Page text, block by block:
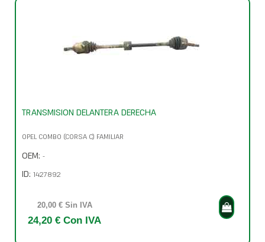
TRANSMISION DELANTERA DERECHA
OPEL COMBO (CORSA C) FAMILIAR
OEM: -
ID: 1427892
20,00 € Sin IVA
24,20 € Con IVA